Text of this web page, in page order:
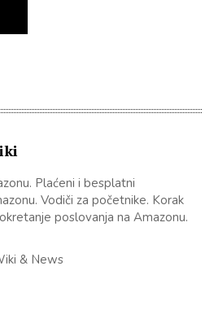
Plaćeni i besplatni
Vodiči za početnike. Korak
poslovanja na Amazonu.
& News